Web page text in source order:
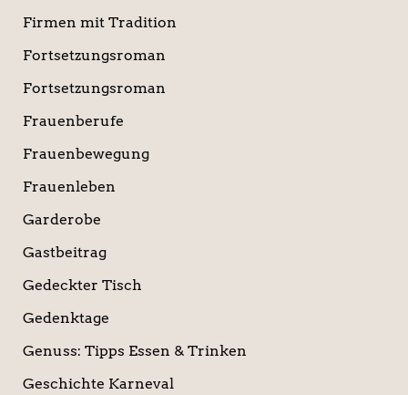
Firmen mit Tradition
Fortsetzungsroman
Fortsetzungsroman
Frauenberufe
Frauenbewegung
Frauenleben
Garderobe
Gastbeitrag
Gedeckter Tisch
Gedenktage
Genuss: Tipps Essen & Trinken
Geschichte Karneval